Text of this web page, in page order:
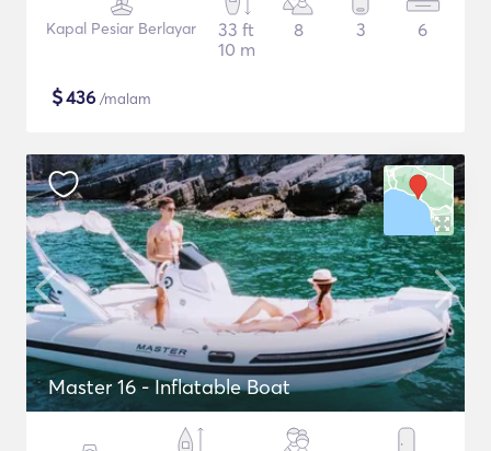
Kapal Pesiar Berlayar
33 ft
10 m
8 3 6
$436 /malam
Master 16 - Inflatable Boat